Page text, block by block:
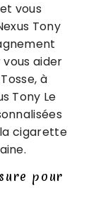
vous
Tony
aider
à
Tony Le
cigarette
pour